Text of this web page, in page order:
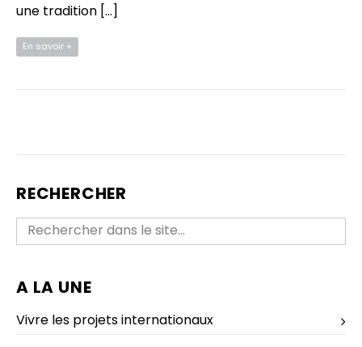
une tradition […]
En savoir +
RECHERCHER
A LA UNE
Vivre les projets internationaux